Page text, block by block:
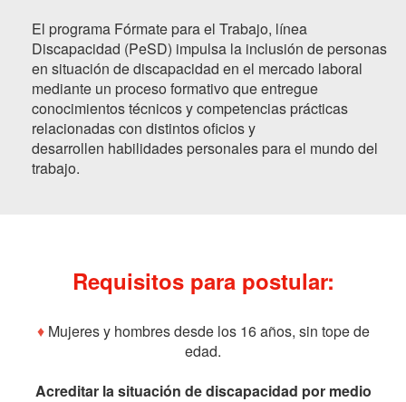
El programa Fórmate para el Trabajo, línea
Discapacidad (PeSD) impulsa la inclusión de personas
en situación de discapacidad en el mercado laboral
mediante un proceso formativo que entregue
conocimientos técnicos y competencias prácticas
relacionadas con distintos oficios y
desarrollen habilidades personales para el mundo del
trabajo.
Requisitos para postular:
♦Mujeres y hombres desde los 16 años, sin tope de
edad.
Acreditar la situación de discapacidad por medio